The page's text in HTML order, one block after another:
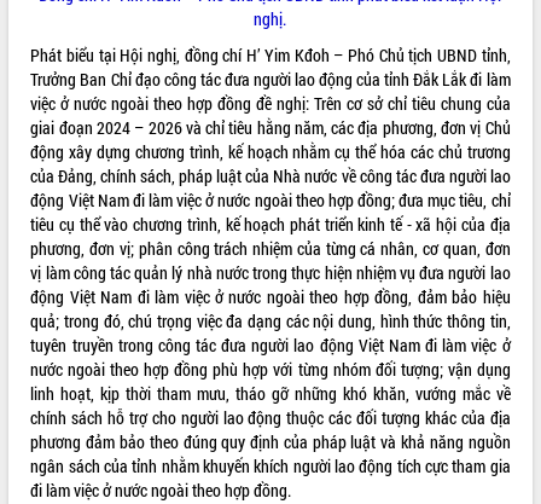
nghị.
Phát biểu tại Hội nghị, đồng chí H’ Yim Kđoh – Phó Chủ tịch UBND tỉnh,
Trưởng Ban Chỉ đạo công tác đưa người lao động của tỉnh Đắk Lắk đi làm
việc ở nước ngoài theo hợp đồng đề nghị: Trên cơ sở chỉ tiêu chung của
giai đoạn 2024 – 2026 và chỉ tiêu hằng năm, các địa phương, đơn vị Chủ
động xây dựng chương trình, kế hoạch nhằm cụ thể hóa các chủ trương
của Đảng, chính sách, pháp luật của Nhà nước về công tác đưa người lao
động Việt Nam đi làm việc ở nước ngoài theo hợp đồng; đưa mục tiêu, chỉ
tiêu cụ thể vào chương trình, kế hoạch phát triển kinh tế - xã hội của địa
phương, đơn vị; phân công trách nhiệm của từng cá nhân, cơ quan, đơn
vị làm công tác quản lý nhà nước trong thực hiện nhiệm vụ đưa người lao
động Việt Nam đi làm việc ở nước ngoài theo hợp đồng, đảm bảo hiệu
quả; trong đó, chú trọng việc đa dạng các nội dung, hình thức thông tin,
tuyên truyền trong công tác đưa người lao động Việt Nam đi làm việc ở
nước ngoài theo hợp đồng phù hợp với từng nhóm đối tượng; vận dụng
linh hoạt, kịp thời tham mưu, tháo gỡ những khó khăn, vướng mắc về
chính sách hỗ trợ cho người lao động thuộc các đối tượng khác của địa
phương đảm bảo theo đúng quy định của pháp luật và khả năng nguồn
ngân sách của tỉnh nhằm khuyến khích người lao động tích cực tham gia
đi làm việc ở nước ngoài theo hợp đồng.